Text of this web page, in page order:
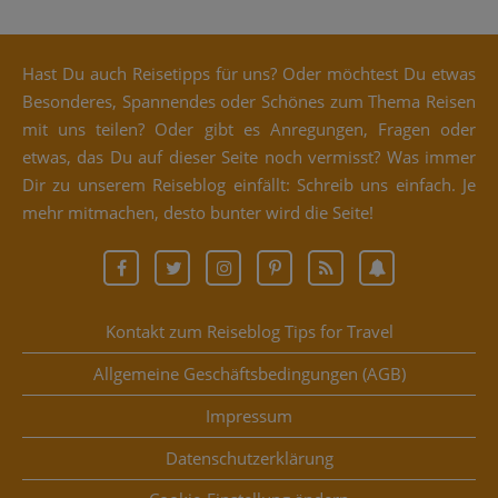
Hast Du auch Rei­se­tipps für uns? Oder möch­test Du etwas
Beson­de­res, Span­nen­des oder Schö­nes zum The­ma Rei­sen
mit uns tei­len? Oder gibt es Anre­gun­gen, Fra­gen oder
etwas, das Du auf die­ser Sei­te noch ver­misst? Was immer
Dir zu unse­rem Rei­se­blog ein­fällt: Schreib uns ein­fach. Je
mehr mit­ma­chen, des­to bun­ter wird die Seite!
Kontakt zum Reiseblog Tips for Travel
Allgemeine Geschäftsbedingungen (AGB)
Impressum
Datenschutzerklärung